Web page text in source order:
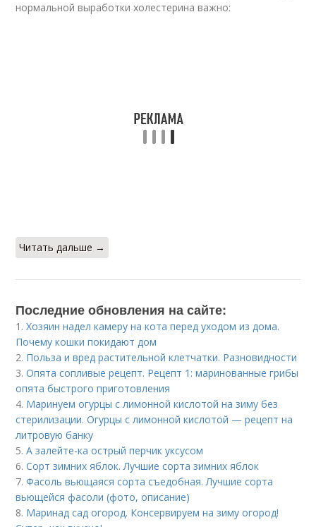
нормальной выработки холестерина важно:
Читать дальше →
Последние обновления на сайте:
1.Хозяин надел камеру на кота перед уходом из дома.
Почему кошки покидают дом
2. Польза и вред растительной клетчатки. Разновидности
3.Опята сопливые рецепт. Рецепт 1: маринованные грибы
опята быстрого приготовления
4. Маринуем огурцы с лимонной кислотой на зиму без
стерилизации. Огурцы с лимонной кислотой — рецепт на
литровую банку
5.А залейте-ка острый перчик уксусом
6.Сорт зимних яблок. Лучшие сорта зимних яблок
7.Фасоль вьющаяся сорта съедобная. Лучшие сорта
вьющейся фасоли (фото, описание)
8. Маринад сад огород. Консервируем на зиму огород!